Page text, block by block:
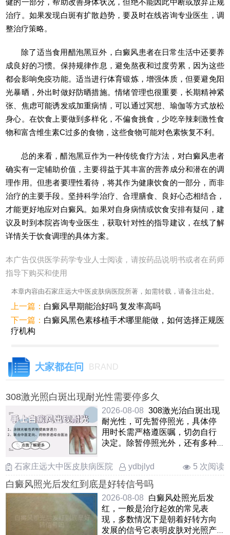
健的一部分，帮助改善身体状况，但绝不能因此中断或放弃正规
治疗。如果发现白斑有扩散趋势，要及时在线咨询专业医生，调
整治疗策略。
除了适当食用醋泡黑豆外，白癜风患者在日常生活中还要养
成良好的习惯。保持规律作息，避免熬夜和过度劳累，因为这些
都会影响免疫功能。适当进行体育锻炼，增强体质，但要避免阳
光暴晒，外出时做好防晒措施。情绪管理也很重要，长期精神紧
张、焦虑可能诱发或加重病情，可以通过冥想、瑜伽等方式放松
身心。在饮食上要做到多样化，不偏食挑食，少吃辛辣刺激性食
物和富含维生素C过多的食物，这些食物可能对色素恢复不利。
总的来看，醋泡黑豆作为一种传统食疗方法，对白癜风患者
确实有一定辅助价值，主要得益于其丰富的营养成分和潜在的调
理作用。但患者要理性看待，将其作为健康饮食的一部分，而非
治疗的主要手段。坚持科学治疗、合理膳食、良好心态相结合，
才能更好地应对白癜风。如果对自身病情或饮食安排有疑问，建
议及时到本院咨询专业医生，获取针对性的指导建议，在线了解
详情关于饮食调理的具体方案。
本广告仅供医学药学专业人士阅读，请按药品说明书或者在药师
指导下购买和使用
本章内容由石家庄远大中医皮肤病医院所著，如需转载，请备注出处。
上一篇： 白癜风早期能治好吗 复发率高吗
下一篇： 白癜风黑色素移植手术哪里能做，如何选择正规医
疗机构
大家都在问 BRAND
308激光照白斑出现耐光性需要停多久
2026-08-08 308激光治白斑出现
耐光性，可先暂停照光，具体停
用时长需严格遵医嘱，切勿自行
决定。除暂停照光外，还有多种
……
石家庄远大中医皮肤病医院 ydbjlyd 5 次阅读
白癜风照光后发红到底是好转信号吗
2026-08-08
白癜风处照光后发
红，一般是治疗起效的常见表
现，多数情况下是朝着好转方向
发展的信号它表明皮肤对光照产